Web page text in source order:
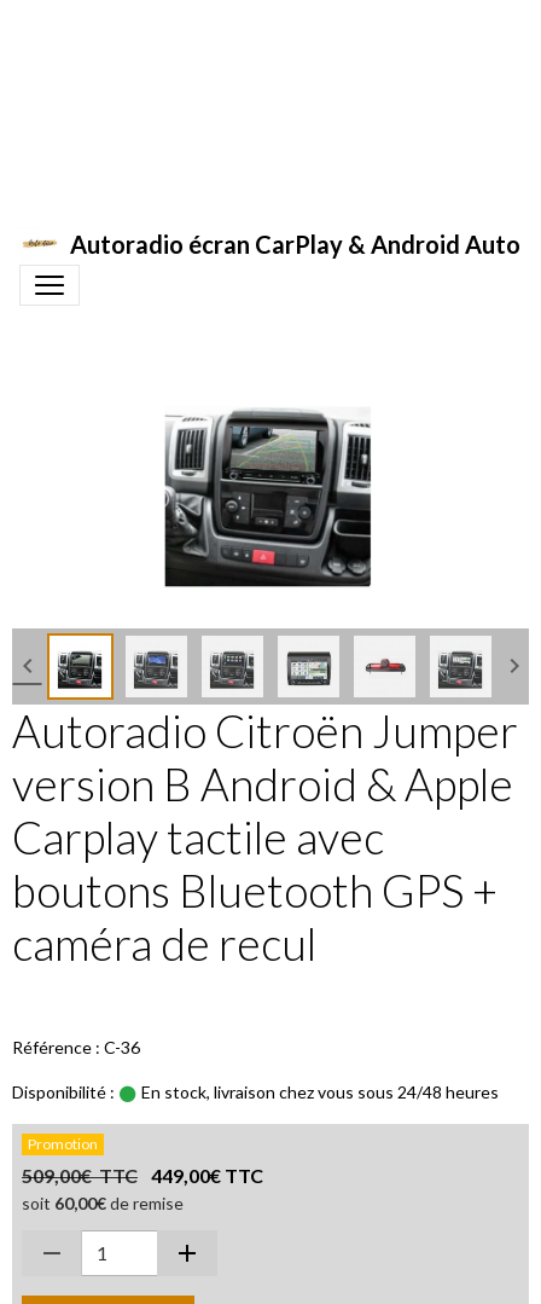
Autoradio écran CarPlay & Android Auto
Autoradio Citroën Jumper
version B Android & Apple
Carplay tactile avec
boutons Bluetooth GPS +
caméra de recul
Référence : C-36
Disponibilité : En stock, livraison chez vous sous 24/48 heures
Promotion
509,00€ TTC 449,00€ TTC
soit 60,00€de remise